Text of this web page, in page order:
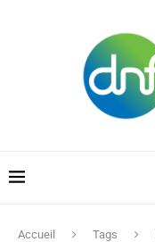
Accueil Tags